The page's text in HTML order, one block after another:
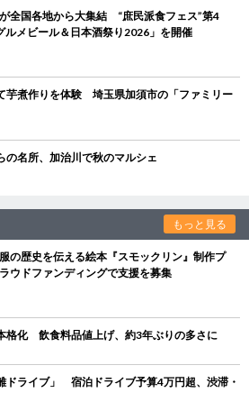
全国各地から大集結 “庶民派食フェス”第4
ルメビール＆日本酒祭り2026」を開催
芋煮作りを体験 埼玉県加須市の「ファミリー
の名所、加治川で秋のマルシェ
もっと見る
の歴史を伝える絵本『スモックリン』制作プ
ウドファンディングで支援を募集
格化 飲食料品値上げ、約3年ぶりの多さに
ドライブ」 宿泊ドライブ予算4万円超、渋滞・